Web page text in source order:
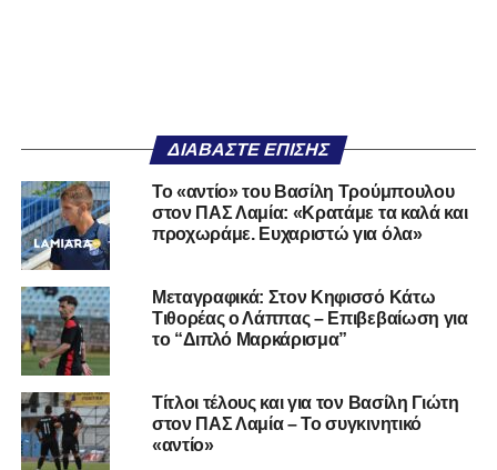
ΔΙΑΒΆΣΤΕ ΕΠΊΣΗΣ
Το «αντίο» του Βασίλη Τρούμπουλου
στον ΠΑΣ Λαμία: «Κρατάμε τα καλά και
προχωράμε. Ευχαριστώ για όλα»
Μεταγραφικά: Στον Κηφισσό Κάτω
Τιθορέας ο Λάππας – Επιβεβαίωση για
το “Διπλό Μαρκάρισμα”
Τίτλοι τέλους και για τον Βασίλη Γιώτη
στον ΠΑΣ Λαμία – Το συγκινητικό
«αντίο»